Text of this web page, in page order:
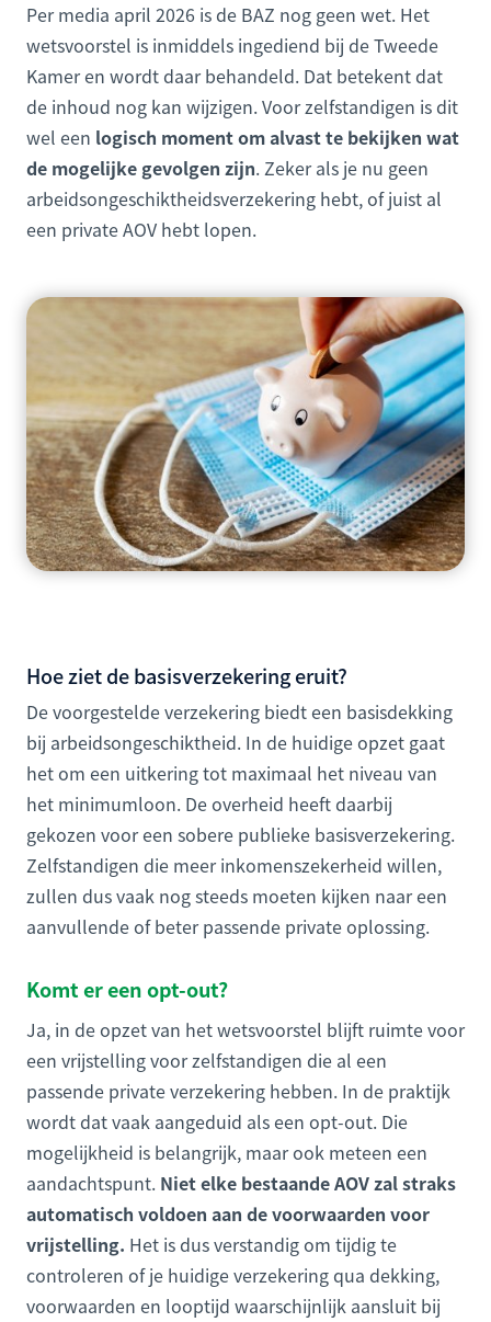
Per media april 2026 is de BAZ nog geen wet. Het
wetsvoorstel is inmiddels ingediend bij de Tweede
Kamer en wordt daar behandeld. Dat betekent dat
de inhoud nog kan wijzigen. Voor zelfstandigen is dit
wel een logisch moment om alvast te bekijken wat
de mogelijke gevolgen zijn. Zeker als je nu geen
arbeidsongeschiktheidsverzekering hebt, of juist al
een private AOV hebt lopen.
Hoe ziet de basisverzekering eruit?
De voorgestelde verzekering biedt een basisdekking
bij arbeidsongeschiktheid. In de huidige opzet gaat
het om een uitkering tot maximaal het niveau van
het minimumloon. De overheid heeft daarbij
gekozen voor een sobere publieke basisverzekering.
Zelfstandigen die meer inkomenszekerheid willen,
zullen dus vaak nog steeds moeten kijken naar een
aanvullende of beter passende private oplossing.
Komt er een opt-out?
Ja, in de opzet van het wetsvoorstel blijft ruimte voor
een vrijstelling voor zelfstandigen die al een
passende private verzekering hebben. In de praktijk
wordt dat vaak aangeduid als een opt-out. Die
mogelijkheid is belangrijk, maar ook meteen een
aandachtspunt. Niet elke bestaande AOV zal straks
automatisch voldoen aan de voorwaarden voor
vrijstelling. Het is dus verstandig om tijdig te
controleren of je huidige verzekering qua dekking,
voorwaarden en looptijd waarschijnlijk aansluit bij